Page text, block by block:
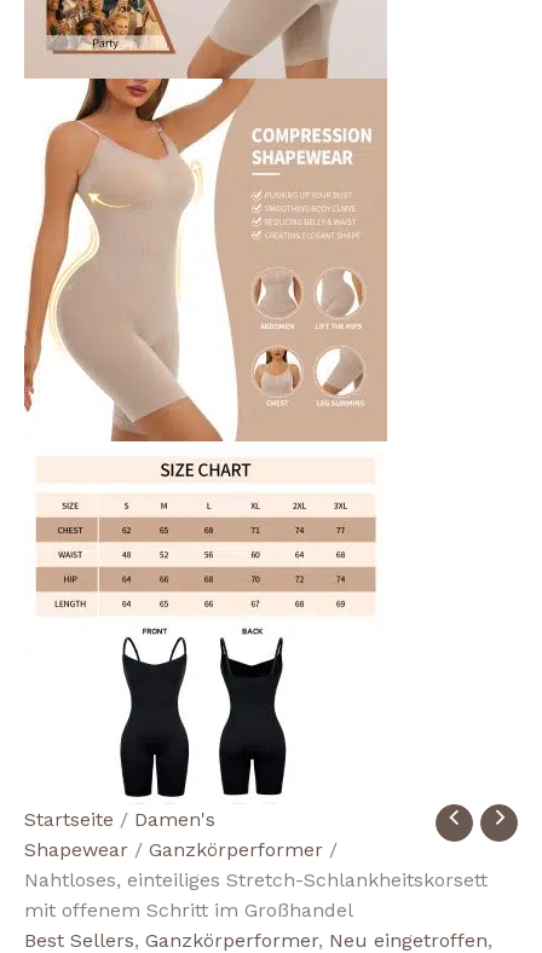
Startseite / Damen's
Shapewear / Ganzkörperformer /
Nahtloses, einteiliges Stretch-Schlankheitskorsett
mit offenem Schritt im Großhandel
Best Sellers, Ganzkörperformer, Neu eingetroffen,
Wholesale
Seamless
One
Piece
Open